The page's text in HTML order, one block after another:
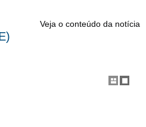
Veja o conteúdo da notícia